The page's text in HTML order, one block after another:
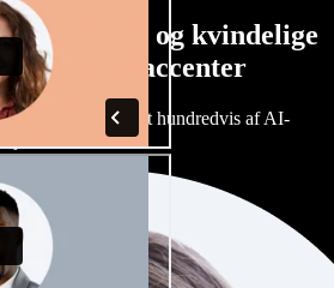
mandlige og kvindelige
i alverdens accenter
ens. Vælg blandt hundredvis af AI-
dem.